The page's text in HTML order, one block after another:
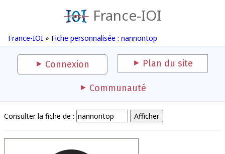
France-IOI
France-IOI » Fiche personnalisée : nannontop
Connexion Plan du site
Communauté
Consulter la fiche de :